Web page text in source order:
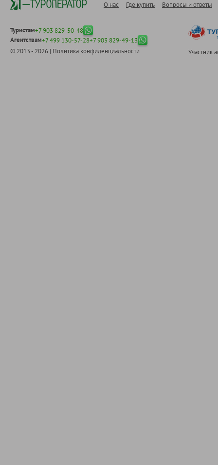
О нас Где купить Вопросы и ответы
Туристам+7 903 829-50-48
Агентствам+7 499 130-57-28+7 903 829-49-13
© 2013 - 2026 | Политика конфиденциальности Участник